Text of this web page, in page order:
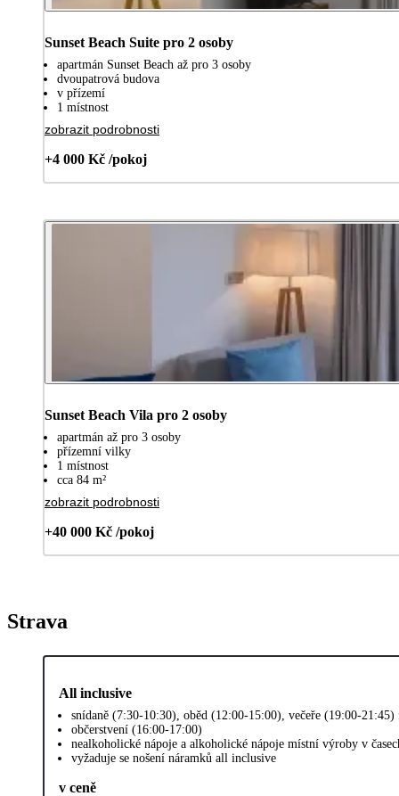
Sunset Beach Suite pro 2 osoby
apartmán Sunset Beach až pro 3 osoby
dvoupatrová budova
v přízemí
1 místnost
zobrazit podrobnosti
+4 000 Kč /pokoj
Sunset Beach Vila pro 2 osoby
apartmán až pro 3 osoby
přízemní vilky
1 místnost
cca 84 m²
zobrazit podrobnosti
+40 000 Kč /pokoj
Strava
All inclusive
snídaně (7:30-10:30), oběd (12:00-15:00), večeře (19:00-
občerstvení (16:00-17:00)
nealkoholické nápoje a alkoholické nápoje místní výroby v
vyžaduje se nošení náramků all inclusive
v ceně